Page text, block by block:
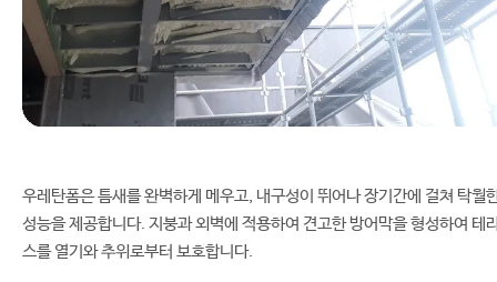
우레탄폼은 틈새를 완벽하게 메우고, 내구성이 뛰어나 장기간에 걸쳐 탁월
성능을 제공합니다. 지붕과 외벽에 적용하여 견고한 방어막을 형성하여 테
스를 열기와 추위로부터 보호합니다.